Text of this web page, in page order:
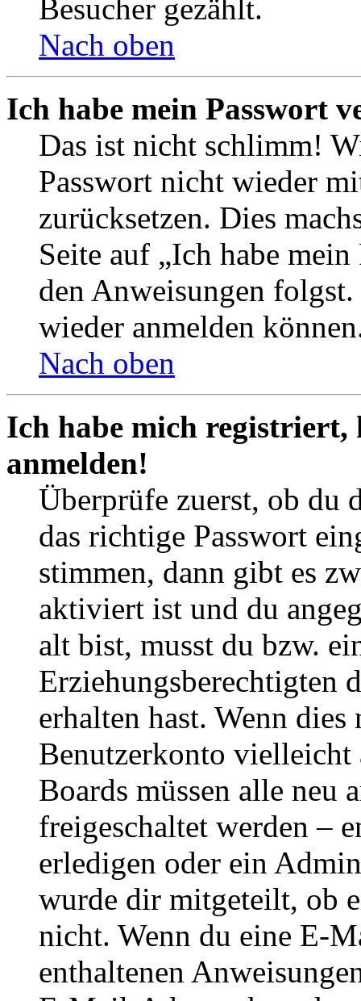
Besucher gezählt.
Nach oben
Ich habe mein Passwort
Das ist nicht schlimm!
Passwort nicht wieder
zurücksetzen. Dies
Seite auf „Ich habe
den Anweisungen
wieder anmelden
Nach oben
Ich habe mich
anmelden!
Überprüfe zuerst, ob du
das richtige Passwort
stimmen, dann gibt es
aktiviert ist und du
alt bist, musst du bzw.
Erziehungsberechtigten
erhalten hast. Wenn
Benutzerkonto
Boards müssen alle neu
freigeschaltet werden –
erledigen oder ein
wurde dir mitgeteilt, ob
nicht. Wenn du eine E-
enthaltenen